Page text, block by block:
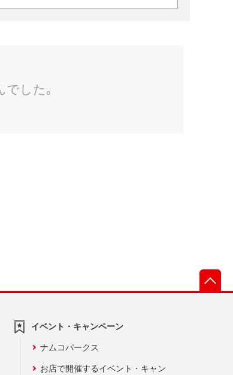
イベント・キャンペーン
ナムコパークス
お店で開催するイベント・キャン